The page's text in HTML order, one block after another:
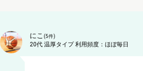
にこ (5件)
20代 温厚タイプ利用頻度： ほぼ毎日